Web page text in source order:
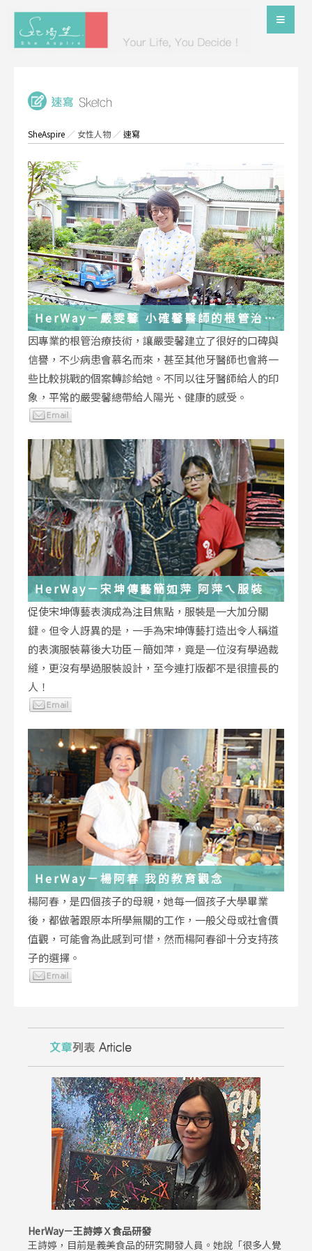
SheAspire ／ 女性人物／速寫
HerWay－嚴雯馨 小確馨醫師的根管治療
小確幸
因專業的根管治療技術，讓嚴雯馨建立了很好的口碑與
信譽，不少病患會慕名而來，甚至其他牙醫師也會將一
些比較挑戰的個案轉診給她。不同以往牙醫師給人的印
象，平常的嚴雯馨總帶給人陽光、健康的感受。
HerWay－宋坤傳藝簡如萍 阿萍ㄟ服裝
促使宋坤傳藝表演成為注目焦點，服裝是一大加分關
鍵。但令人訝異的是，一手為宋坤傳藝打造出令人稱道
的表演服裝幕後大功臣－簡如萍，竟是一位沒有學過裁
縫，更沒有學過服裝設計，至今連打版都不是很擅長的
人！
HerWay－楊阿春 我的教育觀念
楊阿春，是四個孩子的母親，她每一個孩子大學畢業
後，都做著跟原本所學無關的工作，一般父母或社會價
值觀，可能會為此感到可惜，然而楊阿春卻十分支持孩
子的選擇。
HerWay－王詩婷Ｘ食品研發
王詩婷，目前是義美食品的研究開發人員。她說「很多人覺